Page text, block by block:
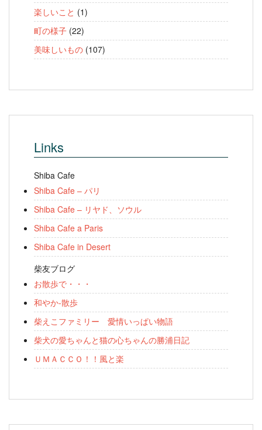
楽しいこと (1)
町の様子 (22)
美味しいもの (107)
Links
Shiba Cafe
Shiba Cafe – パリ
Shiba Cafe – リヤド、ソウル
Shiba Cafe a Paris
Shiba Cafe in Desert
柴友ブログ
お散歩で・・・
和やか-散歩
柴えこファミリー 愛情いっぱい物語
柴犬の愛ちゃんと猫の心ちゃんの勝浦日記
ＵＭＡＣＣＯ！！風と楽